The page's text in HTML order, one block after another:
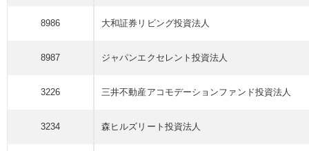
8986 大和証券リビング投資法人
8987 ジャパンエクセレント 投資法人
3226 三井不動産アコモデーションファンド投資法人
3234 森ヒルズリート 投資法人